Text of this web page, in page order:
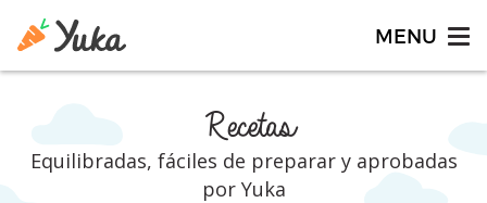
Recetas
Equilibradas, fáciles de preparar y aprobadas
por Yuka